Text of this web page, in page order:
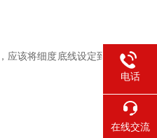
该将细度底线设定到
电话
在线交流